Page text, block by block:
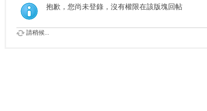
索
抱歉，您尚未登錄，沒有權限在該版塊回帖
請稍候...